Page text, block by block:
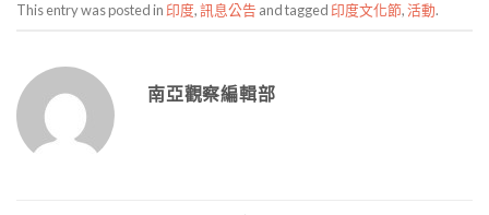
This entry was posted in 印度,訊息公告 and tagged 印度文化節,活動.
南亞觀察編輯部